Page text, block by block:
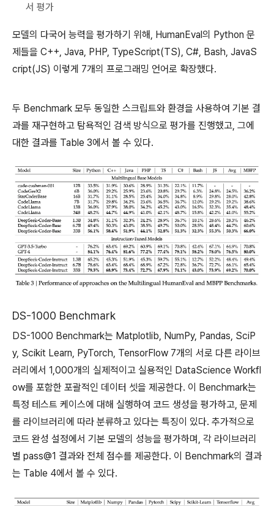
서 평가
모델의 다국어 능력을 평가하기 위해, HumanEval의 Python 문
제들을 C++, Java, PHP, TypeScript(TS), C#, Bash, JavaS
cript(JS) 이렇게 7개의 프로그래밍 언어로 확장했다.
두 Benchmark 모두 동일한 스크립트와 환경을 사용하여 기본 결
과를 재구현하고 탐욕적인 검색 방식으로 평가를 진행했고, 그에
대한 결과를 Table 3에서 볼 수 있다.
DS-1000 Benchmark
DS-1000 Benchmark는 Matplotlib, NumPy, Pandas, SciP
y, Scikit Learn, PyTorch, TensorFlow 7개의 서로 다른 라이브
러리에서 1,000개의 실제적이고 실용적인 DataScience Workfl
ow를 포함한 포괄적인 데이터 셋을 제공한다. 이 Benchmark는
특정 테스트 케이스에 대해 실행하여 코드 생성을 평가하고, 문제
를 라이브러리에 따라 분류하고 있다는 특징이 있다. 추가적으로
코드 완성 설정에서 기본 모델의 성능을 평가하며, 각 라이브러리
별 pass@1 결과와 전체 점수를 제공한다. 이 Benchmark의 결과
는 Table 4에서 볼 수 있다.